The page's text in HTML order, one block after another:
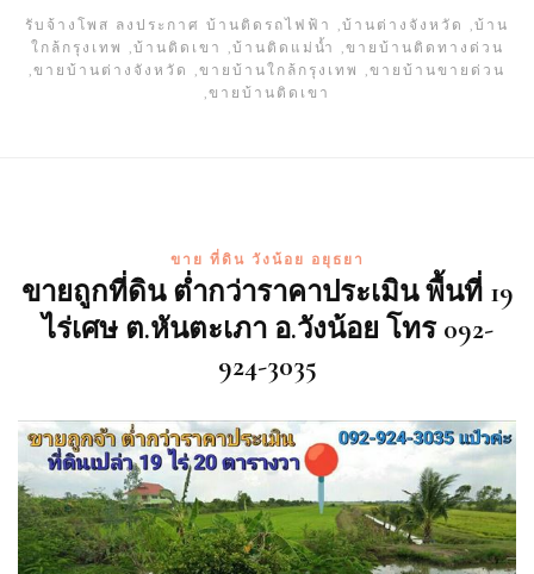
รับจ้างโพส ลงประกาศ บ้านติดรถไฟฟ้า ,บ้านต่างจังหวัด ,บ้าน
ใกล้กรุงเทพ ,บ้านติดเขา ,บ้านติดแม่น้ำ ,ขายบ้านติดทางด่วน
,ขายบ้านต่างจังหวัด ,ขายบ้านใกล้กรุงเทพ ,ขายบ้านขายด่วน
,ขายบ้านติดเขา
ขาย ที่ดิน วังน้อย อยุธยา
ขายถูกที่ดิน ต่ำกว่าราคาประเมิน พื้นที่ 19
ไร่เศษ ต.หันตะเภา อ.วังน้อย โทร 092-
924-3035